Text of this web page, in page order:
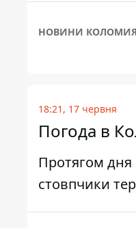
НОВИНИ КОЛОМИЯ
18:21, 17 червня
Погода в
Протягом
стовпчики